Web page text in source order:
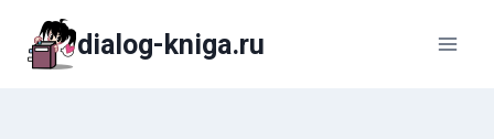
содержимому
dialog-kniga.ru